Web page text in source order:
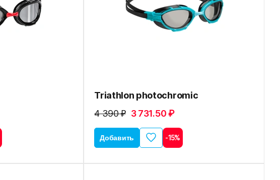
Triathlon photochromic
4 390 ₽ 3 731.50 ₽
Добавить -15%